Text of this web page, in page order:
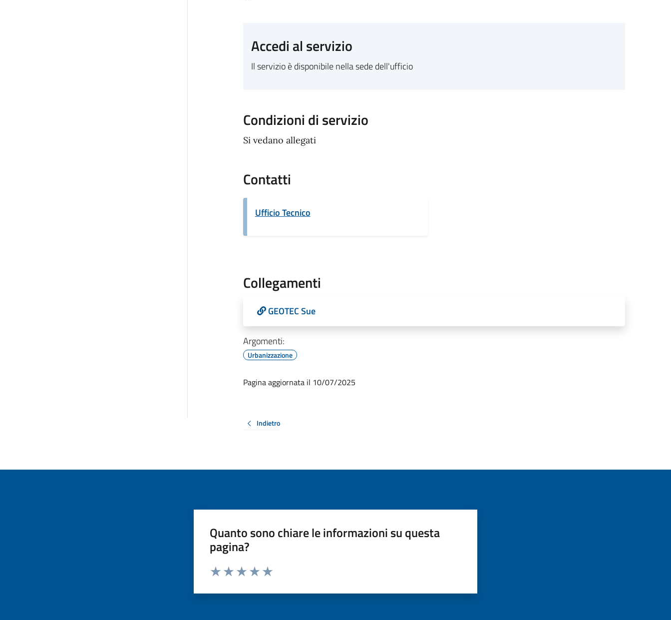
Accedi al servizio
Il servizio è disponibile nella sede dell'ufficio
Condizioni di servizio
Si vedano allegati
Contatti
Ufficio Tecnico
Collegamenti
GEOTEC Sue
Argomenti:
Urbanizzazione
Pagina aggiornata il 10/07/2025
Indietro
Quanto sono chiare le informazioni su questa
pagina?
Valuta da 1 a 5 stelle la pagina